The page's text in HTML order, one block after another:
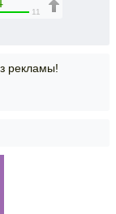
11
рекламы!